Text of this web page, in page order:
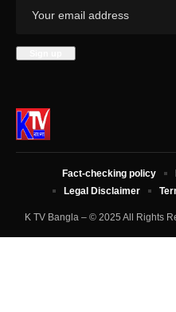
K TV Bangla – © 2025 All Rights
Fact-checking policy
Legal Disclaimer